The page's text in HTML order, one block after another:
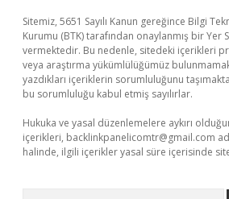
Sitemiz, 5651 Sayılı Kanun gereğince Bilgi
Kurumu (BTK) tarafından onaylanmış bir Yer
vermektedir. Bu nedenle, sitedeki içerikleri
veya araştırma yükümlülüğümüz
yazdıkları içeriklerin sorumluluğunu
bu sorumluluğu kabul etmiş sayılırlar.
Hukuka ve yasal düzenlemelere aykırı
içerikleri, backlinkpanelicomtr@gmail.com
halinde, ilgili içerikler yasal süre içerisinde